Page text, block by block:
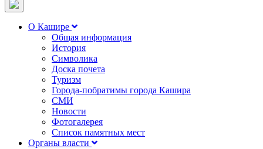
О Кашире
Общая информация
История
Символика
Доска почета
Туризм
Города-побратимы города Кашира
СМИ
Новости
Фотогалерея
Список памятных мест
Органы власти